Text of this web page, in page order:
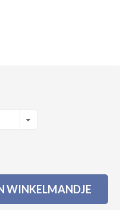
WINKELMANDJE